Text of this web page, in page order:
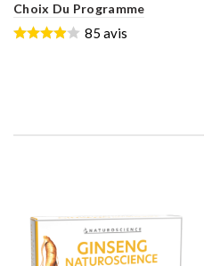
Choix Du Programme
85 avis